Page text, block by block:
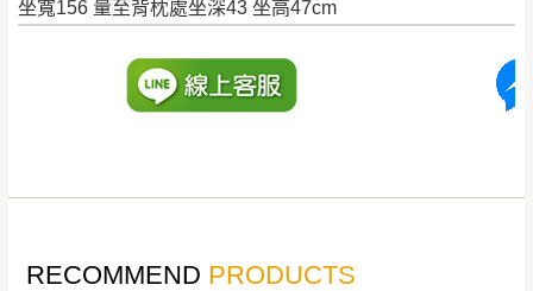
坐寬156 量至背枕處坐深43 坐高47cm
法順利配送，本公司除了盡最大努力完成配送外，視
訂購前詳加確認。(包含商品尺寸是否合適)。
丈量，難免會有些許誤差值(約正負0.5CM)
詳細尺寸以實品為主。
辦理退換貨。
RECOMMEND PRODUCTS